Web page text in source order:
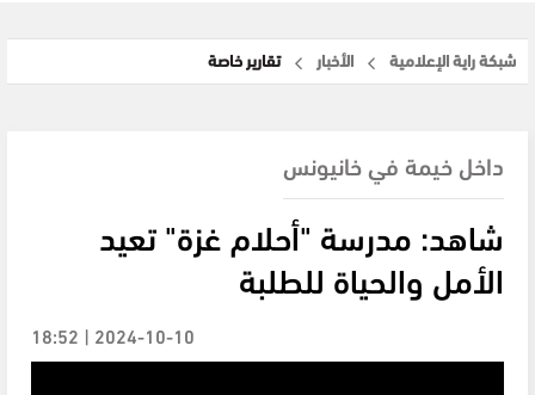
شبكة راية الإعلامية الأخبار تقارير خاصة
داخل خيمة في خانيونس
شاهد: مدرسة "أحلام غزة" تعيد
الأمل والحياة للطلبة
2024-10-10 | 18:52